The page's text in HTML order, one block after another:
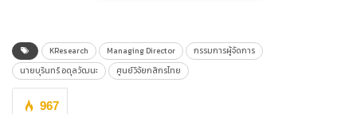
และ Chief Economist บริษัท ศูนย์วิจัยกสิกรไทย จำกัด
KResearch Managing Director
กรรมการผู้จัดการ
นายบุรินทร์ อดุลวัฒนะ
ศูนย์วิจัยกสิกรไทย
967